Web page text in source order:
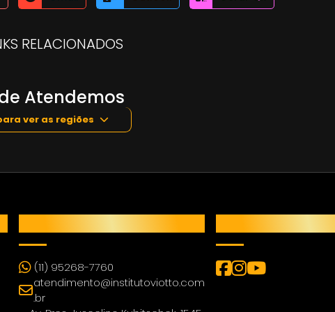
RELACIONADOS
Atendemos
ver as regiões
(11) 95268-7760
atendimento@institutoviotto.com
.br